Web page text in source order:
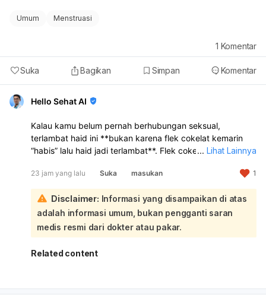
Umum Menstruasi
Suka Bagikan Simpan Komentar
1 Komentar
Hello Sehat AI
Kalau kamu belum pernah berhubungan seksual,
terlambat haid ini **bukan karena flek cokelat kemarin
“habis” lalu haid jadi terlambat**. Flek cokelat sebelum
kurang tidur, perubahan gaya hidup, atau siklus haid
yang memang sedang tidak teratur**. Jadi kemungkinan
besar flek itu hanya tanda hormon sedang berubah,
bukan penyebab langsung telat haid:
Makan pisang atau makanan tertentutidak terbukti
langsung menghentikan flek atau mempercepat haid.
Yang lebih mungkin berpengaruh adalah kondisi tubuh
hari, itu masih bisa termasuk variasi siklus yang normal.
... Lihat Lainnya
23 jam yang lalu Suka masukan 1
Disclaimer: Informasi yang disampaikan di atas
adalah informasi umum, bukan pengganti saran
medis resmi dari dokter atau pakar.
Related content